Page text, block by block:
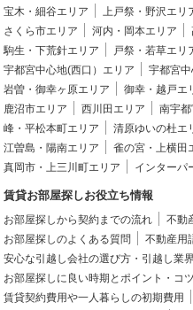
宝木・細谷エリア 上戸祭・野沢エリ
さくら市エリア
河内・岡本エリア
駒生・下荒針エリア
戸祭・若草エリ
宇都宮中心地(西口）エリア
宇都宮
岩曽・御幸ヶ原エリア
御幸・越戸エ
鹿沼市エリア
西川田エリア 南宇
峰・平松本町エリア
清原ゆいの杜エ
江曽島・陽南エリア
雀の宮・上横田
真岡市・上三川町エリア
インターパ
賃貸お部屋探しお役立ち情報
お部屋探しから契約までの流れ
不動
お部屋探しのよくある質問
不動産用
安心な引越し会社の選び方・引越し業
お部屋探しに良い時期とポイント・コツ
賃貸契約費用や一人暮らしの初期費用